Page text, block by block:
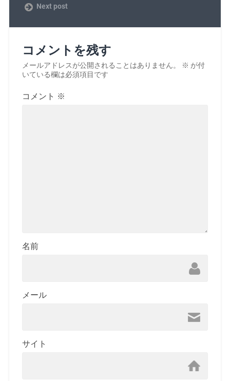
Next post
コメントを残す
メールアドレスが公開されることはありません。 ※ が付
いている欄は必須項目です
コメント ※
名前
メール
サイト